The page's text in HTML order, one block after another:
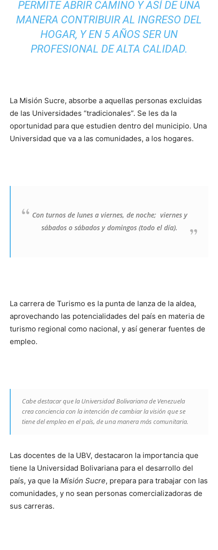
PERMITE ABRIR CAMINO Y ASÍ DE UNA
MANERA CONTRIBUIR AL INGRESO DEL
HOGAR, Y EN 5 AÑOS SER UN
PROFESIONAL DE ALTA CALIDAD.
La Misión Sucre, absorbe a aquellas personas excluidas
de las Universidades “tradicionales”. Se les da la
oportunidad para que estudien dentro del municipio. Una
Universidad que va a las comunidades, a los hogares.
Con turnos de lunes a viernes, de noche; viernes y
sábados o sábados y domingos (todo el día).
La carrera de Turismo es la punta de lanza de la aldea,
aprovechando las potencialidades del país en materia de
turismo regional como nacional, y así generar fuentes de
empleo.
Cabe destacar que la Universidad Bolivariana de Venezuela
crea conciencia con la intención de cambiar la visión que se
tiene del empleo en el país, de una manera más comunitaria.
Las docentes de la UBV, destacaron la importancia que
tiene la Universidad Bolivariana para el desarrollo del
país, ya que la Misión Sucre, prepara para trabajar con las
comunidades, y no sean personas comercializadoras de
sus carreras.